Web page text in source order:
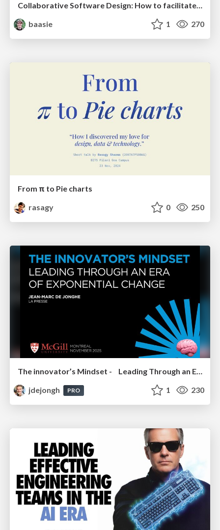
Collaborative Software Design: How to facilitate domain modelling decisions
baasie
1 270
From π to Pie charts
rasagy
0 250
The innovator’s Mindset - Leading Through an Era of Exponential Change - McGill University 2025
jdejongh
PRO 1 230